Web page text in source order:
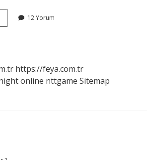
Yanmaz
12 Yorum
https://feya.com.tr
online nttgame Sitemap